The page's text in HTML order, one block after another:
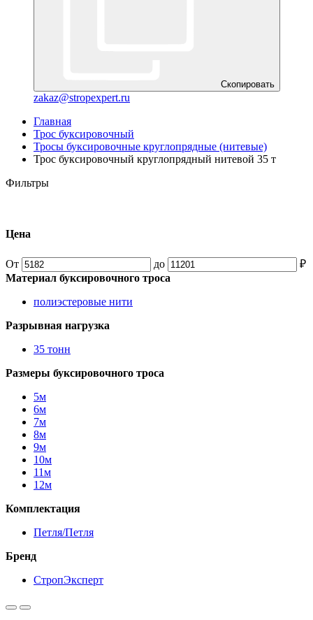
Скопировать
zakaz@stropexpert.ru
Главная
Трос буксировочный
Тросы буксировочные круглопрядные (нитевые)
Трос буксировочный круглопрядный нитевой 35 т
Фильтры
Цена
От до
₽
Материал буксировочного троса
полиэстеровые нити
Разрывная нагрузка
35 тонн
Размеры буксировочного троса
5м
6м
7м
8м
9м
10м
11м
12м
Комплектация
Петля/Петля
Бренд
СтропЭксперт